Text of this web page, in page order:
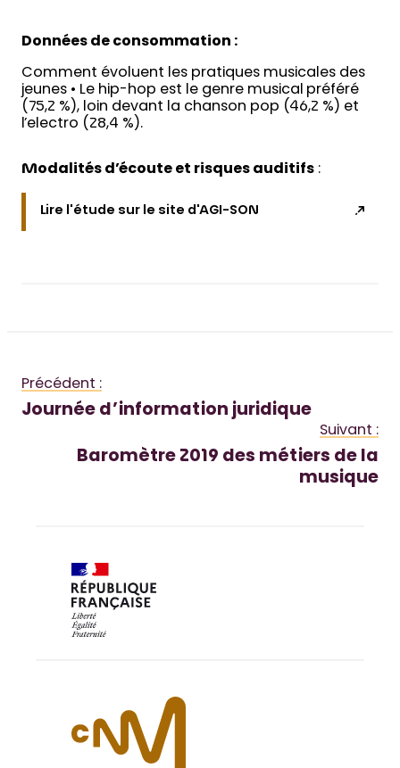
Données de consommation :
Comment évoluent les pratiques musicales des
jeunes • Le hip-hop est le genre musical préféré
(75,2 %), loin devant la chanson pop (46,2 %) et
l’electro (28,4 %).
Modalités d’écoute et risques auditifs :
Lire l'étude sur le site d'AGI-SON
Précédent :
Journée d’information juridique
Suivant :
Baromètre 2019 des métiers de la
musique